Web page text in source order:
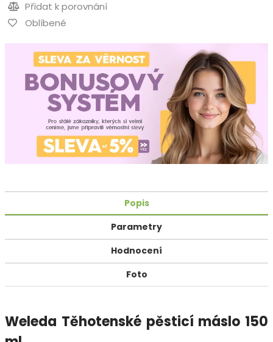
Přidat k porovnání
Oblíbené
Popis
Parametry
Hodnocení
Foto
Weleda Těhotenské pěsticí máslo 150